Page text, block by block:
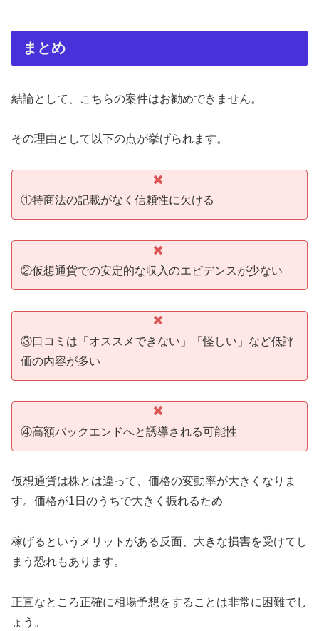
まとめ
結論として、こちらの案件はお勧めできません。
その理由として以下の点が挙げられます。
①特商法の記載がなく信頼性に欠ける
②仮想通貨での安定的な収入のエビデンスが少ない
③口コミは「オススメできない」「怪しい」など低評
価の内容が多い
④高額バックエンドへと誘導される可能性
仮想通貨は株とは違って、価格の変動率が大きくなりま
す。価格が1日のうちで大きく振れるため
稼げるというメリットがある反面、大きな損害を受けてし
まう恐れもあります。
正直なところ正確に相場予想をすることは非常に困難でし
ょう。